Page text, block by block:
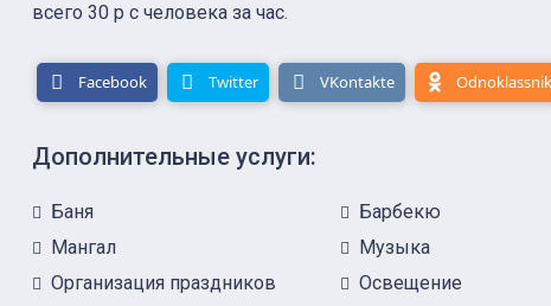
всего 30 р с человека за час.
Facebook Twitter VKontakte
Дополнительные услуги:
Баня Барбекю
Мангал
Музыка
Организация праздников
Освещение